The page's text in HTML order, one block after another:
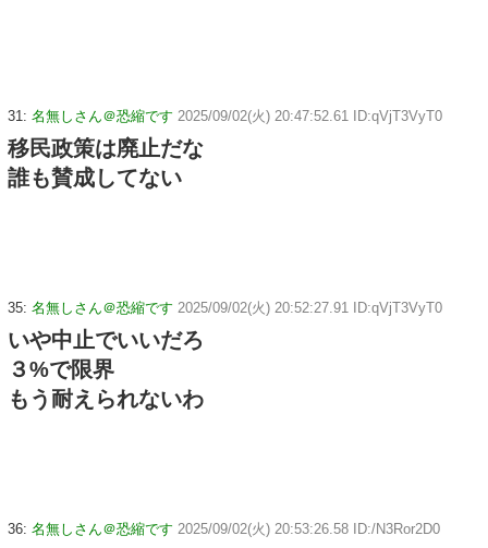
31: 名無しさん＠恐縮です 2025/09/02(火) 20:47:52.61 ID:qVjT3VyT0
移民政策は廃止だな
誰も賛成してない
35: 名無しさん＠恐縮です 2025/09/02(火) 20:52:27.91 ID:qVjT3VyT0
いや中止でいいだろ
３%で限界
もう耐えられないわ
36: 名無しさん＠恐縮です 2025/09/02(火) 20:53:26.58 ID:/N3Ror2D0